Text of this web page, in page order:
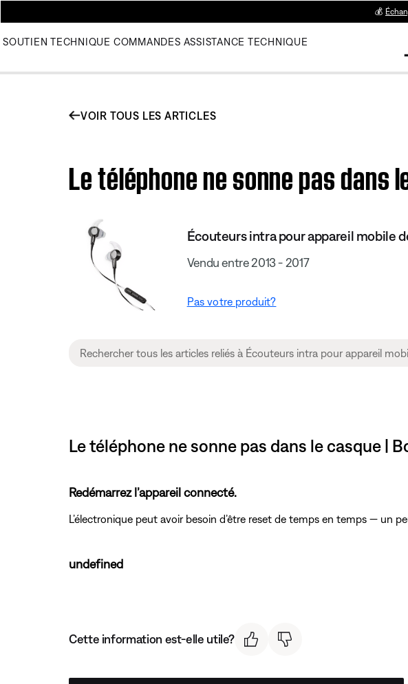
💰
SOUTIEN TECHNIQUE COMMANDES ASSISTANCE TECHNIQUE
VOIR TOUS LES ARTICLES
Le téléphone ne sonne pas dans
Écouteurs intra pour appareil mobile
Vendu entre 2013 - 2017
Pas votre produit?
Le téléphone ne sonne pas dans le casque |
Redémarrez l’appareil connecté.
L’électronique peut avoir besoin d’être reset de temps en temps — un
undefined
Cette information est-elle utile?